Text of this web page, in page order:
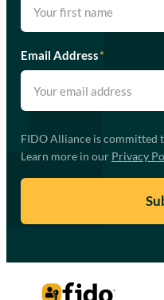
Email Address*
FIDO Alliance is committed
Learn more in our Privacy